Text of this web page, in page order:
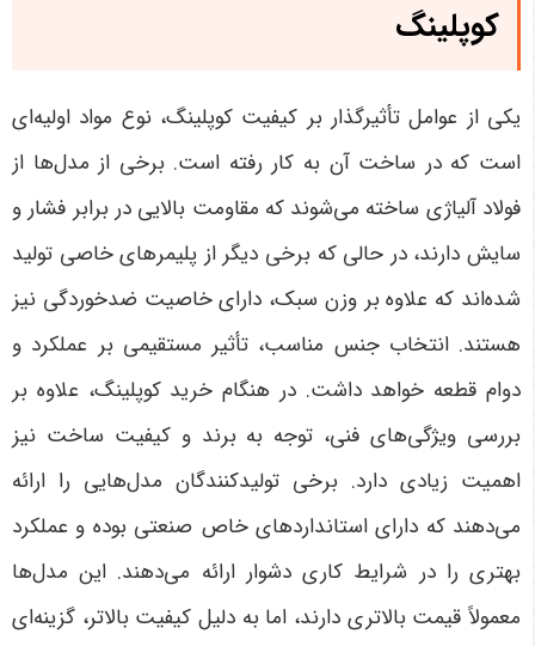
کوپلینگ
یکی از عوامل تأثیرگذار بر کیفیت کوپلینگ، نوع مواد اولیه‌ای
است که در ساخت آن به کار رفته است. برخی از مدل‌ها از
فولاد آلیاژی ساخته می‌شوند که مقاومت بالایی در برابر فشار و
سایش دارند، در حالی که برخی دیگر از پلیمرهای خاصی تولید
شده‌اند که علاوه بر وزن سبک، دارای خاصیت ضدخوردگی نیز
هستند. انتخاب جنس مناسب، تأثیر مستقیمی بر عملکرد و
دوام قطعه خواهد داشت. در هنگام خرید کوپلینگ، علاوه بر
بررسی ویژگی‌های فنی، توجه به برند و کیفیت ساخت نیز
اهمیت زیادی دارد. برخی تولیدکنندگان مدل‌هایی را ارائه
می‌دهند که دارای استانداردهای خاص صنعتی بوده و عملکرد
بهتری را در شرایط کاری دشوار ارائه می‌دهند. این مدل‌ها
معمولاً قیمت بالاتری دارند، اما به دلیل کیفیت بالاتر، گزینه‌ای